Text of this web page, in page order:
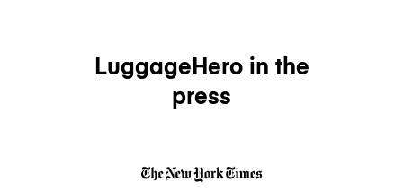
LuggageHero in the
press